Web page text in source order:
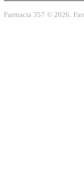
Farmacia 357 © 2026.